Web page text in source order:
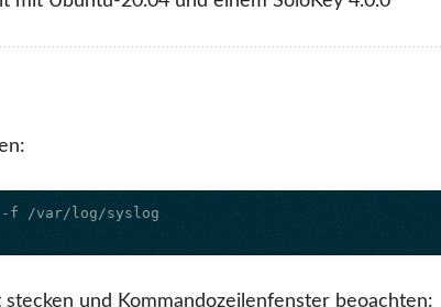
und Kommandozeilenfenster beoachten: